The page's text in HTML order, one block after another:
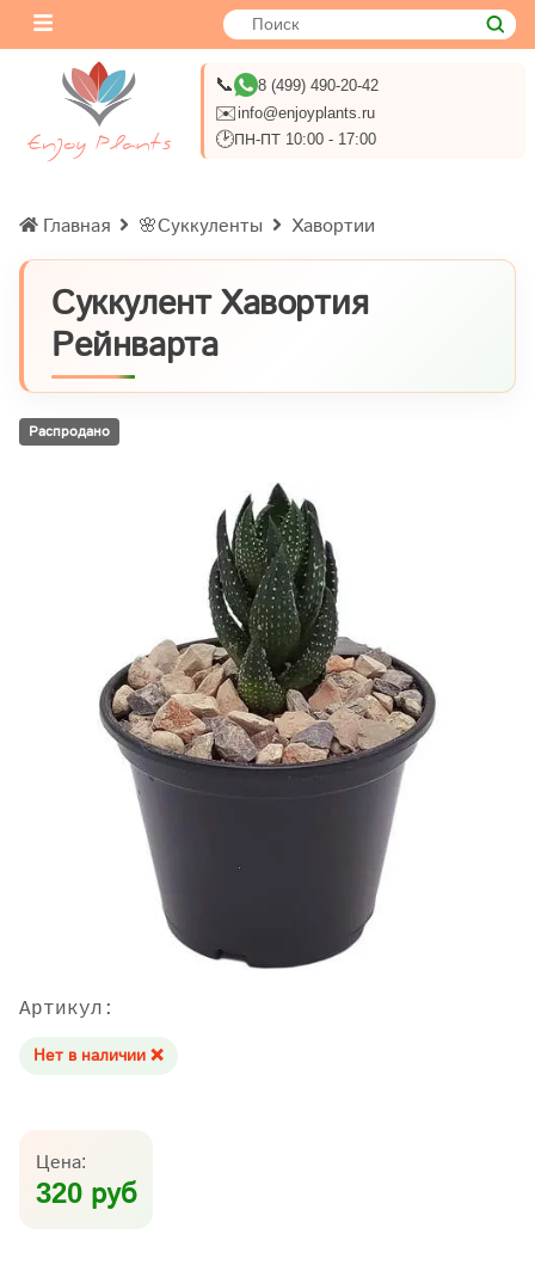
📞 8 (499) 490-20-42
✉️info@enjoyplants.ru
🕑ПН-ПТ 10:00 - 17:00
Главная 🌸Суккуленты Хавортии
Суккулент Хавортия
Рейнварта
Распродано
Артикул:
Нет в наличии ❌
Цена:
320 руб